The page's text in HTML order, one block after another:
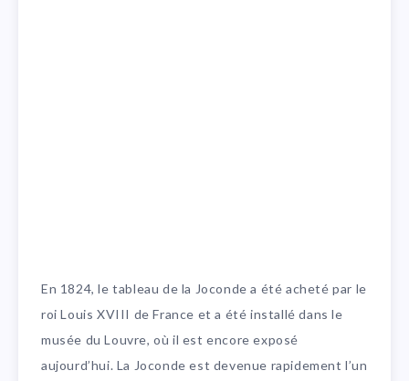
En 1824, le tableau de la Joconde a été acheté par le
roi Louis XVIII de France et a été installé dans le
musée du Louvre, où il est encore exposé
aujourd’hui. La Joconde est devenue rapidement l’un